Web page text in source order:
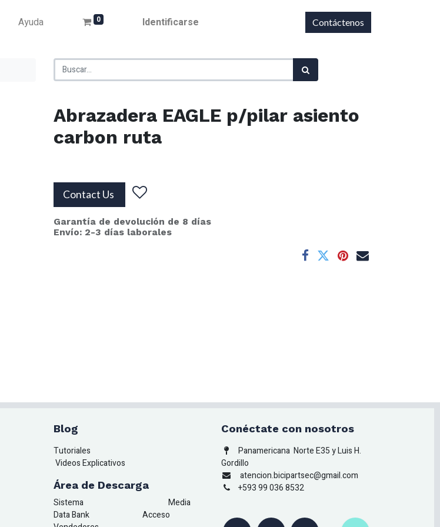
Ayuda 0 Identificarse Contáctenos
Abrazadera EAGLE p/pilar asiento
carbon ruta
Contact Us
Garantía de devolución de 8 días
Envío: 2-3 días laborales
Blog
Tutoriales
Videos Explicativos
Área de Descarga
Sistema
Media
Data Bank
Acceso
Conéctate con nosotros
Panamericana Norte E35 y Luis H.
Gordillo
atencion.bicipartsec@gmail.com
+593 99 036 8532